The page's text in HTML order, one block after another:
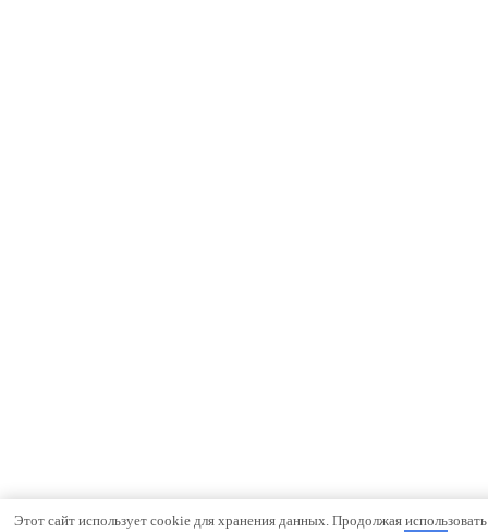
Этот сайт использует cookie для хранения данных. Продолжая